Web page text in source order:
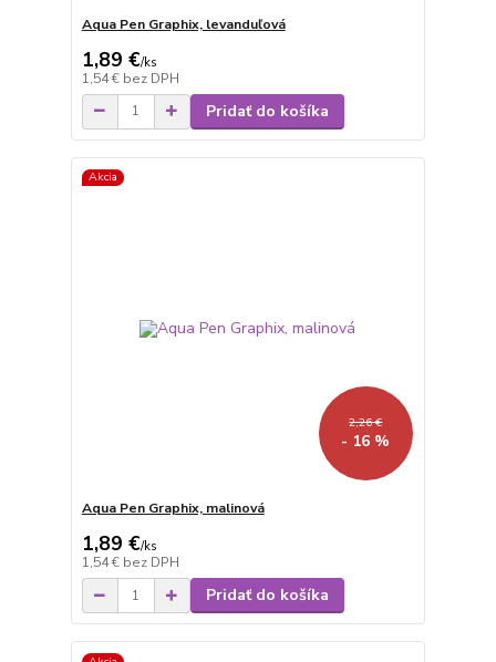
Aqua Pen Graphix, levanduľová
1,89 €/ks
1,54 € bez DPH
Pridať do košíka
Akcia
2,26 €
- 16 %
Aqua Pen Graphix, malinová
1,89 €/ks
1,54 € bez DPH
Pridať do košíka